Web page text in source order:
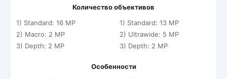
Количество объективов
1) Standard: 16 MP
2) Macro: 2 MP
3) Depth: 2 MP
1) Standard: 13 MP
2) Ultrawide: 5 MP
3) Depth: 2 MP
Особенности